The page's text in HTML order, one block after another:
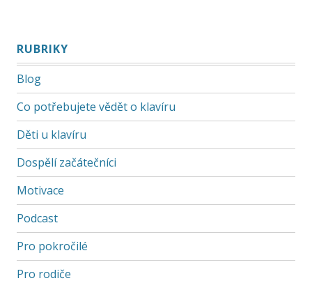
RUBRIKY
Blog
Co potřebujete vědět o klavíru
Děti u klavíru
Dospělí začátečníci
Motivace
Podcast
Pro pokročilé
Pro rodiče